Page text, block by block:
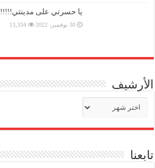
يا حسرتي على مدينتي!!!!!
30 نوفمبر، 2022 13,334
الأرشيف
الأرشيف
تابعنا